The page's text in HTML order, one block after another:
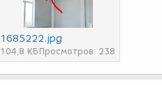
1685222.jpg
104,8 КБ Просмотров: 238